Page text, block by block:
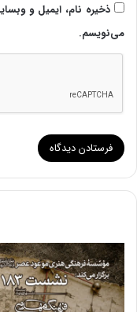
ذخیره نام، ایمیل و
می‌نویسم.